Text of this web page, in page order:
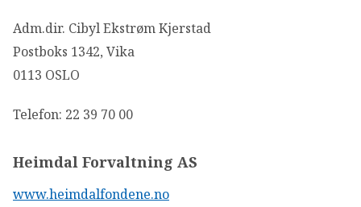
Adm.dir. Cibyl Ekstrøm Kjerstad
Postboks 1342, Vika
0113 OSLO
Telefon: 22 39 70 00
Heimdal Forvaltning AS
www.heimdalfondene.no